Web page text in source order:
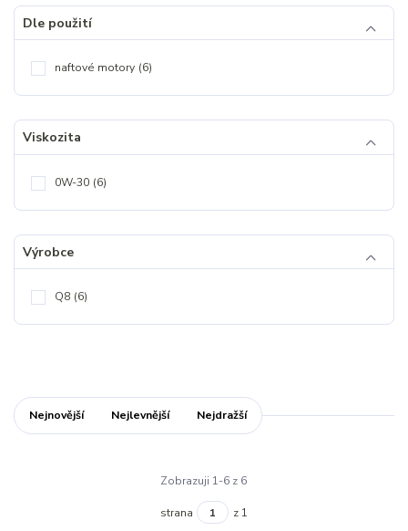
Dle použití
naftové motory (6)
Viskozita
0W-30 (6)
Výrobce
Q8 (6)
Nejnovější Nejlevnější Nejdražší
Zobrazuji 1-6 z 6
strana z 1